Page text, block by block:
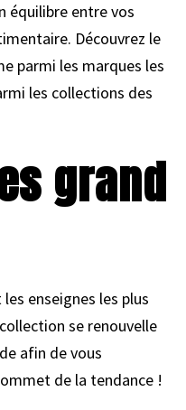
équilibre entre vos
Découvrez le
parmi les marques les
les collections des
grand
enseignes les plus
se renouvelle
afin de vous
de la tendance !